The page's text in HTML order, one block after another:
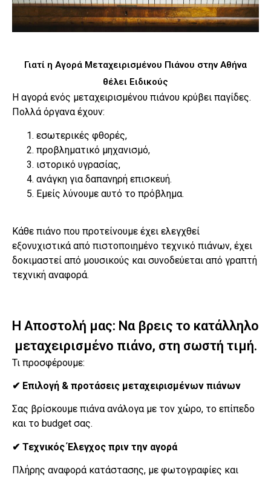
Γιατί η Αγορά Μεταχειρισμένου Πιάνου στην Αθήνα
θέλει Ειδικούς
Η αγορά ενός μεταχειρισμένου πιάνου κρύβει παγίδες.
Πολλά όργανα έχουν:
εσωτερικές φθορές,
προβληματικό μηχανισμό,
ιστορικό υγρασίας,
ανάγκη για δαπανηρή επισκευή.
Εμείς λύνουμε αυτό το πρόβλημα.
Κάθε πιάνο που προτείνουμε έχει ελεγχθεί
εξονυχιστικά από πιστοποιημένο τεχνικό πιάνων, έχει
δοκιμαστεί από μουσικούς και συνοδεύεται από γραπτή
τεχνική αναφορά.
Η Αποστολή μας: Να βρεις το κατάλληλο
μεταχειρισμένο πιάνο, στη σωστή τιμή.
Τι προσφέρουμε:
✔ Επιλογή & προτάσεις μεταχειρισμένων πιάνων
Σας βρίσκουμε πιάνα ανάλογα με τον χώρο, το επίπεδο
και το budget σας.
✔ Τεχνικός Έλεγχος πριν την αγορά
Πλήρης αναφορά κατάστασης, με φωτογραφίες και